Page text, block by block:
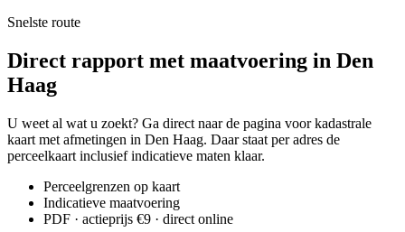
Snelste route
Direct rapport met maatvoering in Den
Haag
U weet al wat u zoekt? Ga direct naar de pagina voor kadastrale
kaart met afmetingen in Den Haag. Daar staat per adres de
perceelkaart inclusief indicatieve maten klaar.
Perceelgrenzen op kaart
Indicatieve maatvoering
PDF · actieprijs €9 · direct online